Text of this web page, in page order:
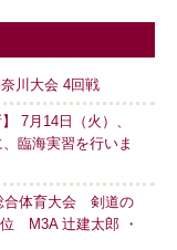
川大会 4回戦
7月14日（火）、
臨海実習を行いま
合体育大会 剣道の
M3A 辻建太郎 ・